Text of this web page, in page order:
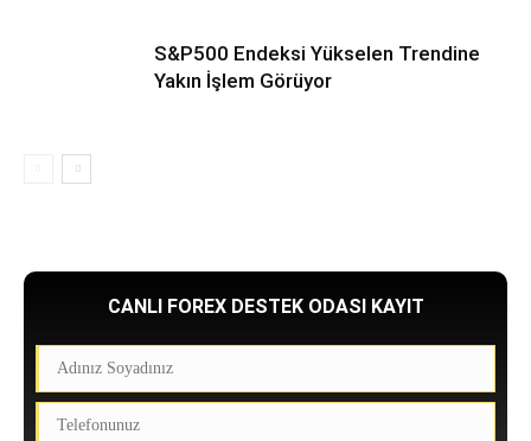
S&P500 Endeksi Yükselen Trendine
Yakın İşlem Görüyor
CANLI FOREX DESTEK ODASI KAYIT